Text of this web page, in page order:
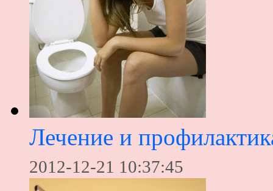
Лечение и
2012-12-21 10:37:45